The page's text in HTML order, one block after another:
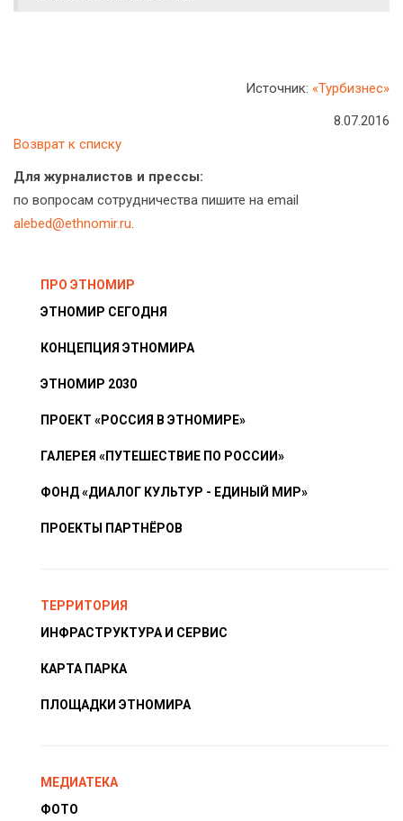
Источник: «Турбизнес»
8.07.2016
Возврат к списку
Для журналистов и прессы:
по вопросам сотрудничества пишите на email
alebed@ethnomir.ru.
ПРО ЭТНОМИР
ЭТНОМИР СЕГОДНЯ
КОНЦЕПЦИЯ ЭТНОМИРА
ЭТНОМИР 2030
ПРОЕКТ «РОССИЯ В ЭТНОМИРЕ»
ГАЛЕРЕЯ «ПУТЕШЕСТВИЕ ПО РОССИИ»
ФОНД «ДИАЛОГ КУЛЬТУР - ЕДИНЫЙ МИР»
ПРОЕКТЫ ПАРТНЁРОВ
ТЕРРИТОРИЯ
ИНФРАСТРУКТУРА И СЕРВИС
КАРТА ПАРКА
ПЛОЩАДКИ ЭТНОМИРА
МЕДИАТЕКА
ФОТО